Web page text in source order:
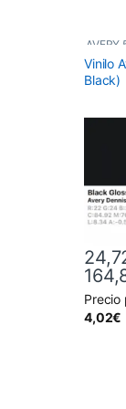
AVERY
Vinilos
Vinilo
Black)
Precio
4,02€
Este